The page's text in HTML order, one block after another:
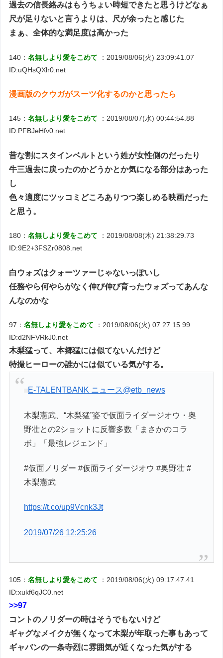
過去の信長絡みはもうちょい時短できたと思うけどなぁ
尺が足りないと言うよりは、尺が余ったと感じた
まぁ、全体的な満足度は高かった
140：名無しより愛をこめて
：2019/08/06(火) 23:09:41.07
ID:uQHsQXlr0.net
漫画版のクウガがスーツ化するのかと思ったら
145：名無しより愛をこめて
：2019/08/07(水) 00:44:54.88
ID:PFBJeHfv0.net
昔な割にスタインベルトという姓が女性側のだったり
牛三過去に戻ったのかどうかとか気になる部分はあった
し
色々適度にツッコミどころありつつ楽しめる映画だった
と思う。
180：名無しより愛をこめて
：2019/08/08(木) 21:38:29.73
ID:9E2+3FSZr0808.net
白ウォズはクォーツァーじゃないっぽいし
任務やら何やらがなく伸び伸び育ったウォズってあんな
んなのかな
97：名無しより愛をこめて
：2019/08/06(火) 07:27:15.99
ID:d2NFVRkJ0.net
木梨猛って、本郷猛には似てないんだけど
特撮ヒーローの誰かには似ている気がする。
E-TALENTBANK ニュース@etb_news
木梨憲武、“木梨猛”姿で仮面ライダージオウ・奥
野壮との2ショットに反響多数「まさかのコラ
ボ」「最強レジェンド」
#仮面ノリダー #仮面ライダージオウ #奥野壮 #
木梨憲武
https://t.co/up9Vcnk3Jt
2019/07/26 12:25:26
105：名無しより愛をこめて
：2019/08/06(火) 09:17:47.41
ID:xukf6qJC0.net
>>97
コントのノリダーの時はそうでもないけど
ギャグなメイクが無くなって木梨が年取った事もあって
ギャバンの一条寺烈に雰囲気が近くなった気がする